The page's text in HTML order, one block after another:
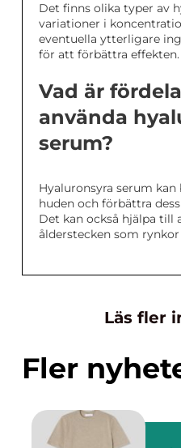
Det finns olika typer av
variationer i
eventuella ytterligare
för att förbättra effekten.
Vad är
använda
serum?
Hyaluronsyra serum
huden och förbättra
Det kan också hjälpa till
ålderstecken som
Läs fler
Fler